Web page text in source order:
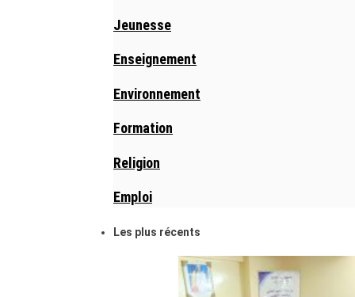
Jeunesse
Enseignement
Environnement
Formation
Religion
Emploi
Les plus récents